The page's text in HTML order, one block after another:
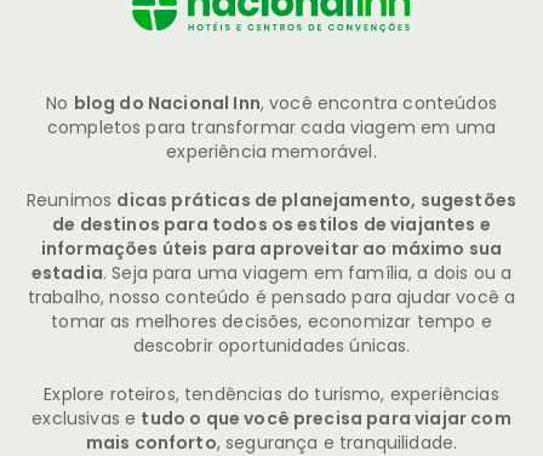
No blog do Nacional Inn, você encontra conteúdos
completos para transformar cada viagem em uma
experiência memorável.
Reunimos dicas práticas de planejamento, sugestões
de destinos para todos os estilos de viajantes e
informações úteis para aproveitar ao máximo sua
estadia. Seja para uma viagem em família, a dois ou a
trabalho, nosso conteúdo é pensado para ajudar você a
tomar as melhores decisões, economizar tempo e
descobrir oportunidades únicas.
Explore roteiros, tendências do turismo, experiências
exclusivas e tudo o que você precisa para viajar com
mais conforto, segurança e tranquilidade.